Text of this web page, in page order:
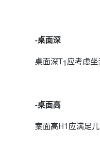
-桌面深
桌面深T1应考虑
-桌面高
案面高H1应满足